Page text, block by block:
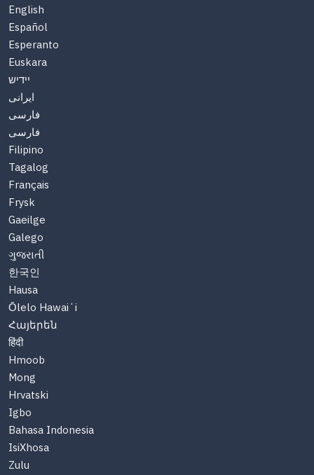
English
Español
Esperanto
Euskara
יידיש
ایرانی
فارسی
فارسی
Filipino
Tagalog
Français
Frysk
Gaeilge
Galego
ગુજરાતી
한국인
Hausa
Ōlelo Hawaiʻi
Հայերեն
हिंदी
Hmoob
Mong
Hrvatski
Igbo
Bahasa Indonesia
IsiXhosa
Zulu